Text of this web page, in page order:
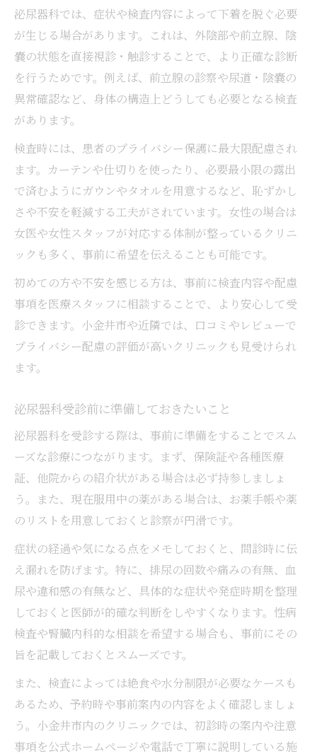
泌尿器科では、症状や検査内容によって下着を脱ぐ必要
が生じる場合があります。これは、外陰部や前立腺、陰
嚢の状態を直接視診・触診することで、より正確な診断
を行うためです。例えば、前立腺の診察や尿道・陰嚢の
異常確認など、身体の構造上どうしても必要となる検査
があります。
検査時には、患者のプライバシー保護に最大限配慮され
ます。カーテンや仕切りを使ったり、必要最小限の露出
で済むようにガウンやタオルを用意するなど、恥ずかし
さや不安を軽減する工夫がされています。女性の場合は
女医や女性スタッフが対応する体制が整っているクリニ
ックも多く、事前に希望を伝えることも可能です。
初めての方や不安を感じる方は、事前に検査内容や配慮
事項を医療スタッフに相談することで、より安心して受
診できます。小金井市や近隣では、口コミやレビューで
プライバシー配慮の評価が高いクリニックも見受けられ
ます。
泌尿器科受診前に準備しておきたいこと
泌尿器科を受診する際は、事前に準備をすることでスム
ーズな診療につながります。まず、保険証や各種医療
証、他院からの紹介状がある場合は必ず持参しましょ
う。また、現在服用中の薬がある場合は、お薬手帳や薬
のリストを用意しておくと診察が円滑です。
症状の経過や気になる点をメモしておくと、問診時に伝
え漏れを防げます。特に、排尿の回数や痛みの有無、血
尿や違和感の有無など、具体的な症状や発症時期を整理
しておくと医師が的確な判断をしやすくなります。性病
検査や腎臓内科的な相談を希望する場合も、事前にその
旨を記載しておくとスムーズです。
また、検査によっては絶食や水分制限が必要なケースも
あるため、予約時や事前案内の内容をよく確認しましょ
う。小金井市内のクリニックでは、初診時の案内や注意
事項を公式ホームページや電話で丁寧に説明している施